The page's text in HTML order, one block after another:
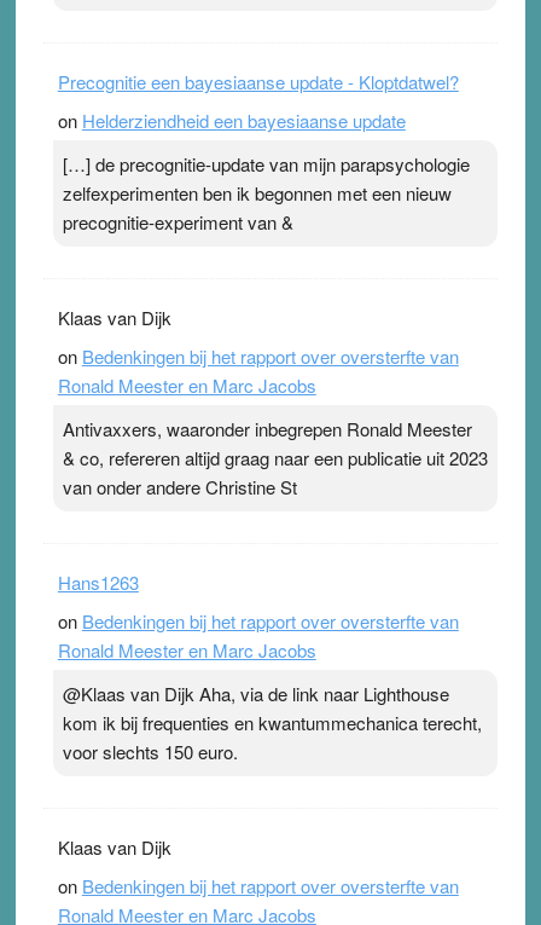
Precognitie een bayesiaanse update - Kloptdatwel?
on Helderziendheid een bayesiaanse update
[…] de precognitie-update van mijn parapsychologie
zelfexperimenten ben ik begonnen met een nieuw
precognitie-experiment van &
Klaas van Dijk
on Bedenkingen bij het rapport over oversterfte van
Ronald Meester en Marc Jacobs
Antivaxxers, waaronder inbegrepen Ronald Meester
& co, refereren altijd graag naar een publicatie uit 2023
van onder andere Christine St
Hans1263
on Bedenkingen bij het rapport over oversterfte van
Ronald Meester en Marc Jacobs
@Klaas van Dijk Aha, via de link naar Lighthouse
kom ik bij frequenties en kwantummechanica terecht,
voor slechts 150 euro.
Klaas van Dijk
on Bedenkingen bij het rapport over oversterfte van
Ronald Meester en Marc Jacobs